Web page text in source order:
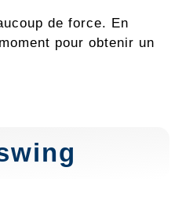
de force. En
pour obtenir un